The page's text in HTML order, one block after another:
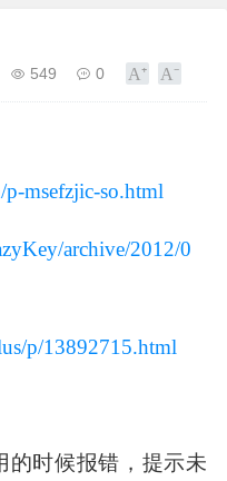
549 0
msefzjic-so.html
archive/2012/0
p/13892715.html
的时候报错，提示未